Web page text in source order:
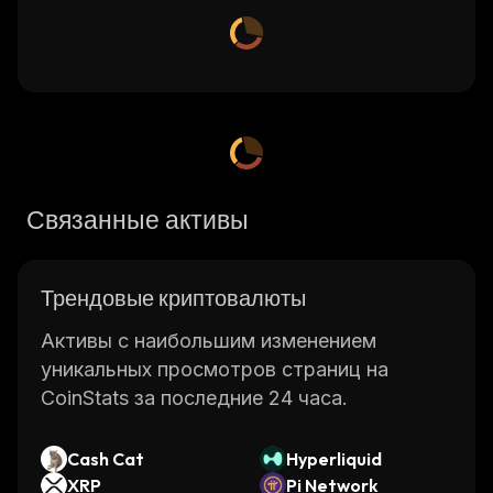
Связанные активы
Трендовые криптовалюты
Активы с наибольшим изменением
уникальных просмотров страниц на
CoinStats за последние 24 часа.
Cash Cat
Hyperliquid
XRP
Pi Network